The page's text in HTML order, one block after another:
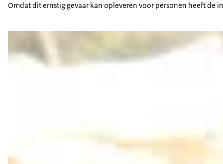
Omdat dit ernstig gevaar kan opleveren voor personen heeft de